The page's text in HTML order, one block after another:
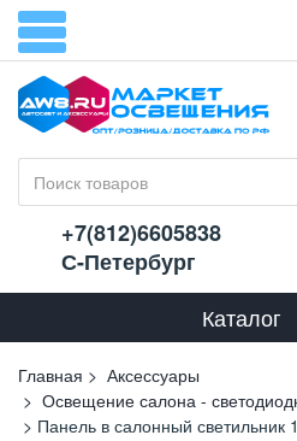
+7(812)6605838
С-Петербург
Каталог
Главная
Аксессуары
Освещение салона -
Панель в салонный светильник